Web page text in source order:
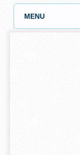
MENU